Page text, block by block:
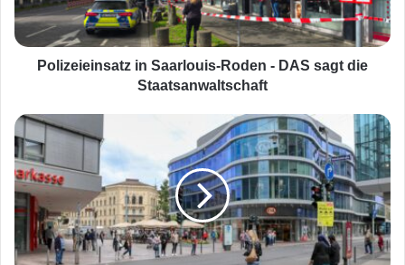
i
e
i
t
z
i
n
S
a
r
Polizeieinsatz in Saarlouis-Roden - DAS sagt die
Staatsanwaltschaft
F
u
ß
g
ä
n
e